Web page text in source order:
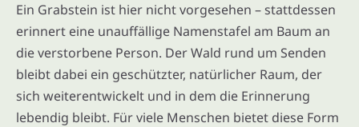
Ein Grabstein ist hier nicht vorgesehen – stattdessen
erinnert eine unauffällige Namenstafel am Baum an
die verstorbene Person. Der Wald rund um Senden
bleibt dabei ein geschützter, natürlicher Raum, der
sich weiterentwickelt und in dem die Erinnerung
lebendig bleibt. Für viele Menschen bietet diese Form